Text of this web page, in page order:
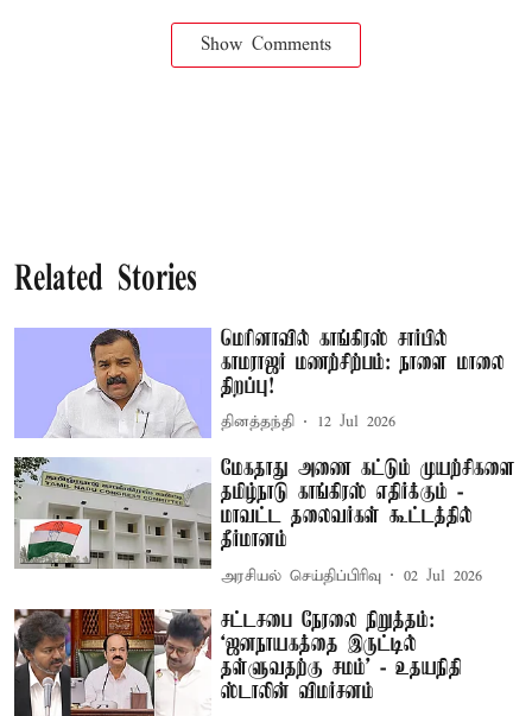
Show Comments
Related Stories
மெரினாவில் காங்கிரஸ் சார்பில்
காமராஜர் மணற்சிற்பம்: நாளை மாலை
திறப்பு!
தினத்தந்தி 12 Jul 2026
மேகதாது அணை கட்டும் முயற்சிகளை
தமிழ்நாடு காங்கிரஸ் எதிர்க்கும் -
மாவட்ட தலைவர்கள் கூட்டத்தில்
தீர்மானம்
அரசியல் செய்திப்பிரிவு 02 Jul 2026
சட்டசபை நேரலை நிறுத்தம்:
‘ஜனநாயகத்தை இருட்டில்
தள்ளுவதற்கு சமம்’ - உதயநிதி
ஸ்டாலின் விமர்சனம்